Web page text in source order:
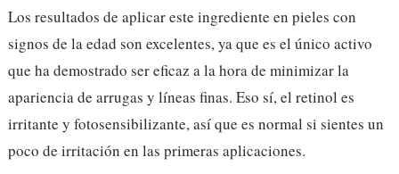
Los resultados de aplicar este ingrediente en pieles con
signos de la edad son excelentes, ya que es el único activo
que ha demostrado ser eficaz a la hora de minimizar la
apariencia de arrugas y líneas finas. Eso sí, el retinol es
irritante y fotosensibilizante, así que es normal si sientes un
poco de irritación en las primeras aplicaciones.